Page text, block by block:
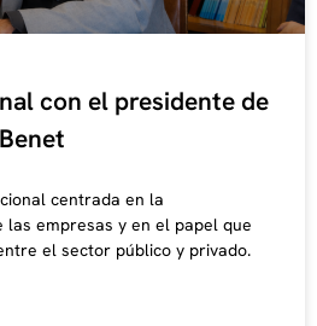
con el presidente de
centrada en la
las empresas y en el papel que
el sector público y privado.